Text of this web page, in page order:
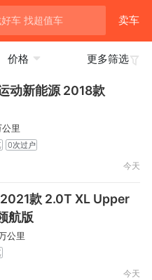
车 找超值车 卖车
价格 更多筛选
动新能源 2018款
里
0次过户
今天
款 2.0T XL Upper
航版
公里
今天